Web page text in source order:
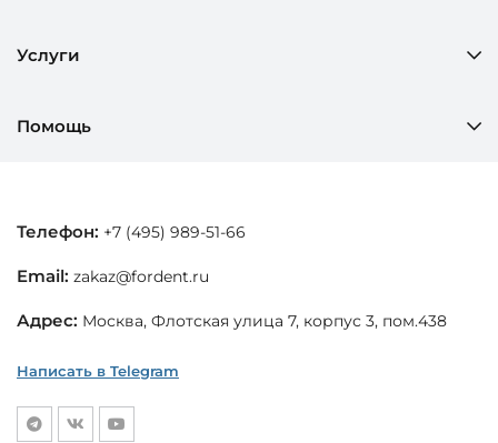
Услуги
Помощь
Телефон: +7 (495) 989-51-66
Email: zakaz@fordent.ru
Адрес: Москва, Флотская улица 7, корпус 3, пом.438
Написать в Telegram